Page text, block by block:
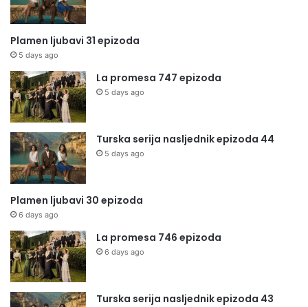
Plamen ljubavi 31 epizoda
5 days ago
La promesa 747 epizoda
5 days ago
Turska serija nasljednik epizoda 44
5 days ago
Plamen ljubavi 30 epizoda
6 days ago
La promesa 746 epizoda
6 days ago
Turska serija nasljednik epizoda 43